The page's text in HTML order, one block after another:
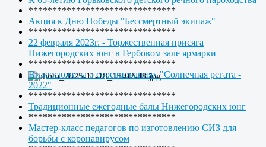
*******************************
Акция к Дню Победы "Бессмертный экипаж"
*******************************
22 февраля 2023г. - Торжественная присяга
Нижегородских юнг в Гербовом зале ярмарки
*******************************
Видеосюжеты о соревнованиях "Солнечная регата -
2022"
*******************************
Традиционные ежегодные балы Нижегородских юнг
*******************************
Мастер-класс педагогов по изготовлению СИЗ для
борьбы с коронавирусом